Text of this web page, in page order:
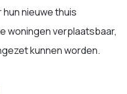
nieuwe thuis
woningen verplaatsbaar,
kunnen worden.